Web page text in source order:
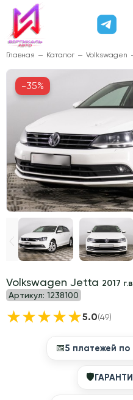
Главная Каталог Volkswagen
Volkswagen Jetta 2017
Артикул: 1238100
★★★★★5.0(49)
📅5 платежей по
🛡
-35%